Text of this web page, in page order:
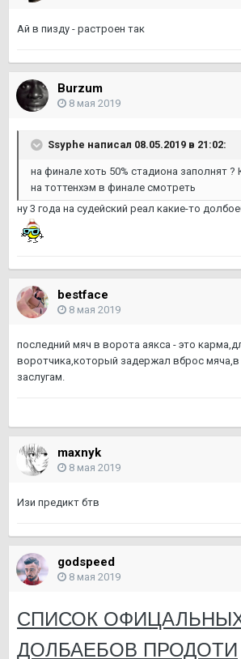
Ай в пизду - растроен так
Burzum
8 мая 2019
Ssyphe написал 08.05.2019 в 21:02:
на финале хоть 50% стадиона заполнят ?
на тоттенхэм в финале смотреть
ну 3 года на судейский реал какие-то
bestface
8 мая 2019
последний мяч в ворота аякса - это
воротчика,который задержал вброс мяча,в
заслугам.
maxnyk
8 мая 2019
Изи предикт бтв
godspeed
8 мая 2019
СПИСОК
ДОЛБАЕБОВ ПРОДОТИ